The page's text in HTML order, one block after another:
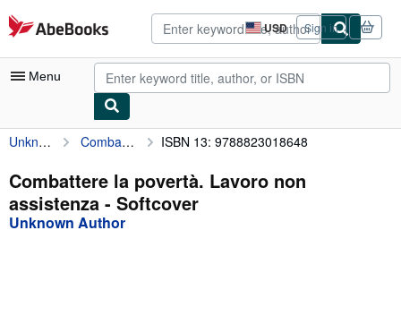
Skip to main content
AbeBooks.com USD
Site
shopping
preferences
Sign in
Menu
My Account
My Purchases
Advanced Search
Unknown Author Combattere la povertà. Lavoro non assistenza ISBN 13: 9788823018648
Combattere la povertà. Lavoro non
assistenza - Softcover
Unknown Author